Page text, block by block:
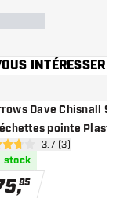
INTÉRESSER
Dave Chisnall
pointe
ouvrir le
de notation
3.7 (3)
stock
,95